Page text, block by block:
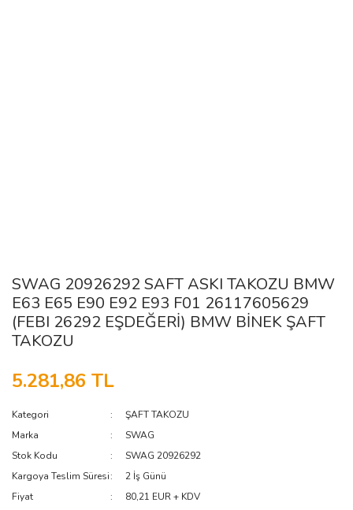
SWAG 20926292 SAFT ASKI TAKOZU BMW
E63 E65 E90 E92 E93 F01 26117605629
(FEBI 26292 EŞDEĞERİ) BMW BİNEK ŞAFT
TAKOZU
5.281,86 TL
Kategori
ŞAFT TAKOZU
Marka
SWAG
Stok Kodu
SWAG 20926292
Kargoya Teslim Süresi
2 İş Günü
Fiyat
80,21 EUR + KDV